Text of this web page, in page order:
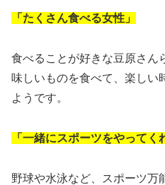
「たくさん食べる女性」
食べることが好きな豆原さん
味しいものを食べて、楽しい
ようです。
「一緒にスポーツをやってく
野球や水泳など、スポーツ万